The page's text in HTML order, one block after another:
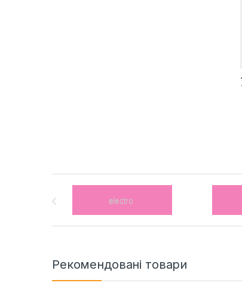
Brands Carousel
Рекомендовані товари